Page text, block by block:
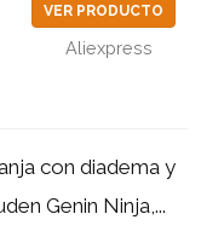
VER PRODUCTO
Aliexpress
con diadema y
Genin Ninja,...